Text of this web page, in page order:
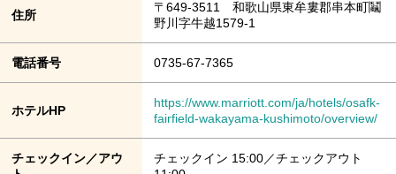
住所
〒649-3511 和歌山県東牟婁郡串本町鬮
野川字牛越1579-1
電話番号 0735-67-7365
ホテルHP
https://www.marriott.com/ja/hotels/osafk-
fairfield-wakayama-kushimoto/overview/
チェックイン／アウ
チェックイン 15:00／チェックアウト